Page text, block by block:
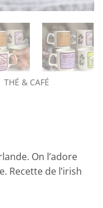
THÉ & CAFÉ
On l’adore
Recette de l’irish